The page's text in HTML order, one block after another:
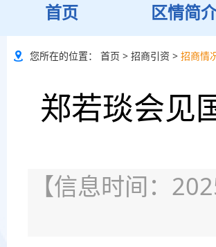
首页 区情简
您所在的位置： 首页 > 招商引资 > 招商情
郑若琰会见
【信息时间：